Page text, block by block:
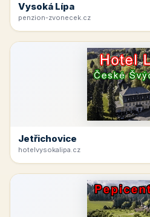
Vysoká Lípa
penzion-zvonecek.cz
Jetřichovice
hotelvysokalipa.cz